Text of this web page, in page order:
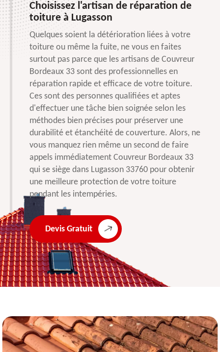
Choisissez l'artisan de réparation de
toiture à Lugasson
Quelques soient la détérioration liées à votre
toiture ou même la fuite, ne vous en faites
surtout pas parce que les artisans de Couvreur
Bordeaux 33 sont des professionnelles en
réparation rapide et efficace de votre toiture.
Ces sont des personnes qualifiées et aptes
d'effectuer une tâche bien soignée selon les
méthodes bien précises pour préserver une
durabilité et étanchéité de couverture. Alors, ne
vous manquez rien même un second de faire
appels immédiatement Couvreur Bordeaux 33
qui se siège dans Lugasson 33760 pour obtenir
une meilleure protection de votre toiture
pendant les intempéries.
Devis Gratuit